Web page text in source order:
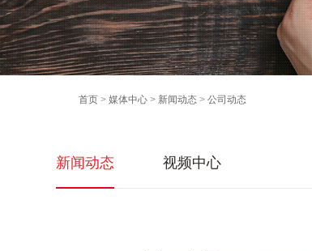
首页> 媒体中心> 新闻动态> 公司动态
新闻动态 视频中心